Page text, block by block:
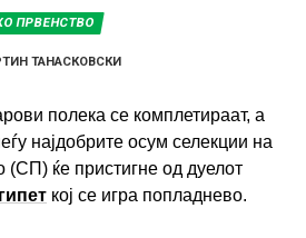
ПРВЕНСТВО
ТАНАСКОВСКИ
полека се комплетираат, а
најдобрите осум селекции на
(СП) ќе пристигне од дуелот
кој се игра попладнево.